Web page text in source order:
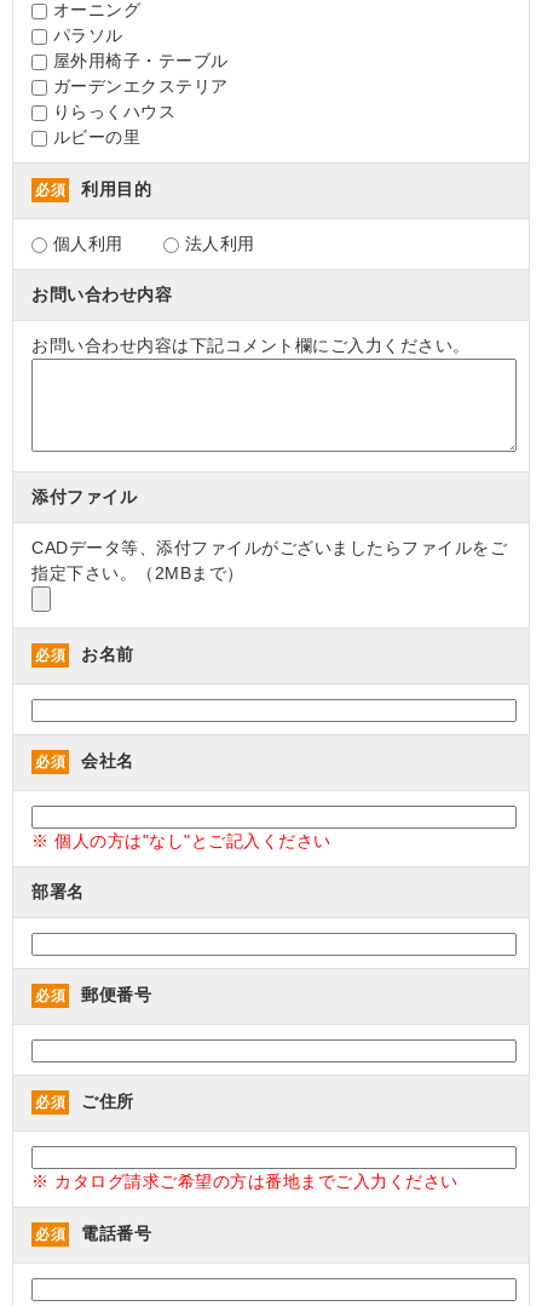
オーニング
パラソル
屋外用椅子・テーブル
ガーデンエクステリア
りらっくハウス
ルビーの里
必須 利用目的
個人利用 法人利用
お問い合わせ内容
お問い合わせ内容は下記コメント欄にご入力ください。
添付ファイル
CADデータ等、添付ファイルがございましたらファイルをご
指定下さい。（2MBまで）
必須 お名前
必須 会社名
※ 個人の方は"なし"とご記入ください
部署名
必須 郵便番号
必須 ご住所
※ カタログ請求ご希望の方は番地までご入力ください
必須 電話番号